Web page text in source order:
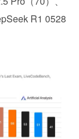
R1 0528